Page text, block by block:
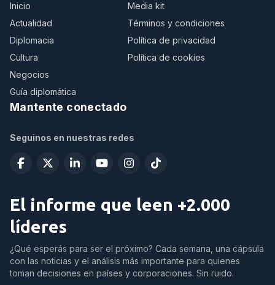
Inicio
Actualidad
Diplomacia
Cultura
Negocios
Guía diplomática
Media kit
Términos y condiciones
Política de privacidad
Política de cookies
Mantente conectado
Seguinos en nuestras redes
El informe que leen +2.000
líderes
¿Qué esperás para ser el próximo? Cada semana, una cápsula
con las noticias y el análisis más importante para quienes
toman decisiones en países y corporaciones. Sin ruido.